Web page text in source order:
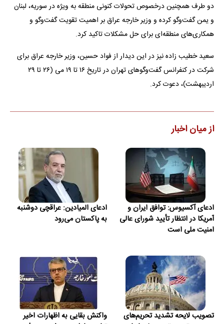
دو طرف همچنین درخصوص تحولات کنونی منطقه به ویژه در سوریه، لبنان
و یمن گفت‌و‌گو کرده و وزیر خارجه عراق بر اهمیت تقویت گفت‌و‌گو و
همکاری‌های منطقه‌ای برای حل مشکلات تاکید کرد.
سعید خطیب زاده نیز در این دیدار از فواد حسین، وزیر خارجه عراق برای
شرکت در کنفرانس گفت‌و‌گو‌های تهران در تاریخ ۱۶ تا ۱۹ می (۲۶ تا ۲۹
اردیبهشت)، دعوت کرد.
از میان اخبار
ادعای آکسیوس: توافق ایران و
آمریکا در انتظار تأیید شورای عالی
امنیت ملی است
ادعای المیادین: عراقچی دوشنبه
به پاکستان می‌رود
تصویب لایحه تشدید تحریم‌های
واکنش بقایی به اظهارات اخیر